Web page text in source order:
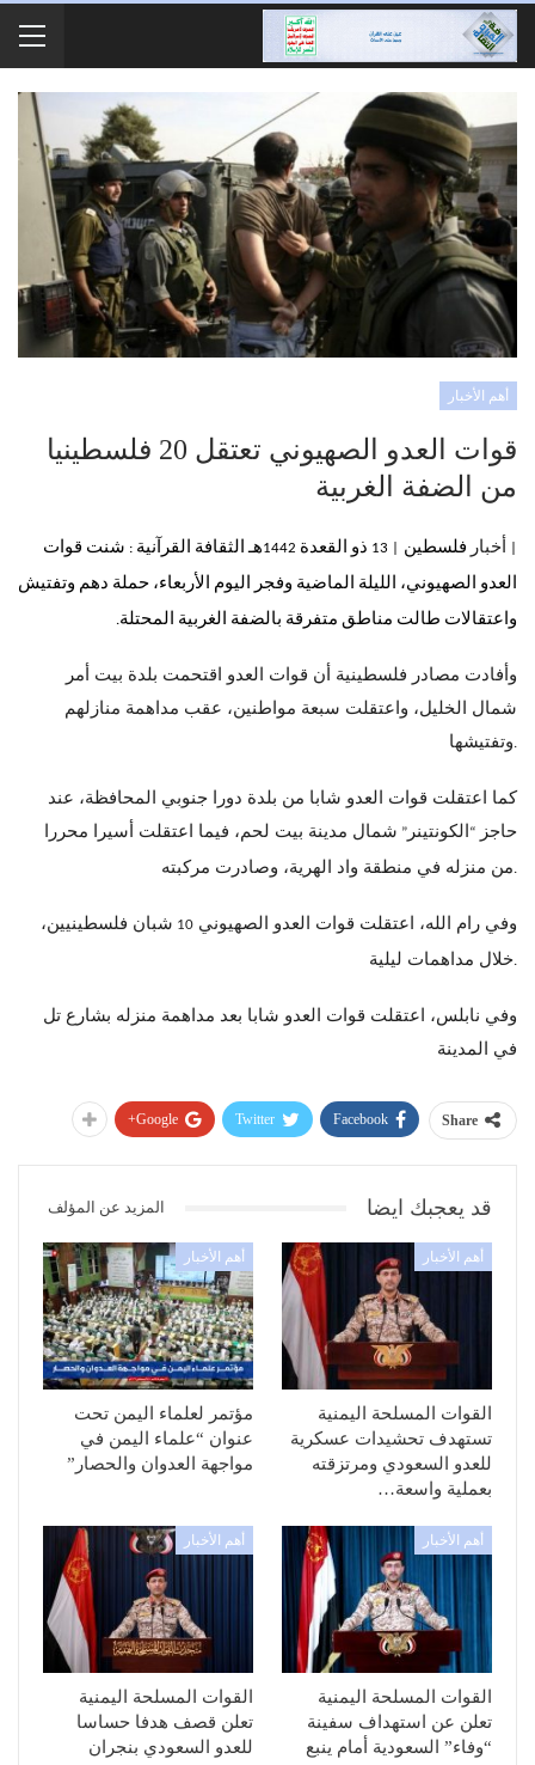
أهم الأخبار
قوات العدو الصهيوني تعتقل 20 فلسطينيا
من الضفة الغربية
أخبار فلسطين 13 ذو القعدة 1442هـ الثقافة القرآنية : شنت قوات
العدو الصهيوني، الليلة الماضية وفجر اليوم الأربعاء، حملة دهم وتفتيش
واعتقالات طالت مناطق متفرقة بالضفة الغربية المحتلة.
وأفادت مصادر فلسطينية أن قوات العدو اقتحمت بلدة بيت أمر
شمال الخليل، واعتقلت سبعة مواطنين، عقب مداهمة منازلهم
وتفتيشها.
كما اعتقلت قوات العدو شابا من بلدة دورا جنوبي المحافظة، عند
حاجز
“ الكونتينر ” شمال مدينة بيت لحم، فيما اعتقلت أسيرا محررا
من منزله في منطقة واد الهرية، وصادرت مركبته.
وفي رام الله، اعتقلت قوات العدو الصهيوني 10 شبان فلسطينيين،
خلال مداهمات ليلية.
وفي نابلس، اعتقلت قوات العدو شابا بعد مداهمة منزله بشارع تل
في المدينة
Share
Facebook
Twitter
Google+
قد يعجبك ايضا المزيد عن المؤلف
أهم الأخبار
القوات المسلحة اليمنية
تستهدف تحشيدات عسكرية
للعدو السعودي ومرتزقته
بعملية واسعة…
أهم الأخبار
مؤتمر لعلماء اليمن تحت
عنوان “علماء اليمن في
مواجهة العدوان والحصار”
أهم الأخبار
القوات المسلحة اليمنية
تعلن عن استهداف سفينة
“وفاء” السعودية أمام ينبع
أهم الأخبار
القوات المسلحة اليمنية
تعلن قصف هدفا حساسا
للعدو السعودي بنجران